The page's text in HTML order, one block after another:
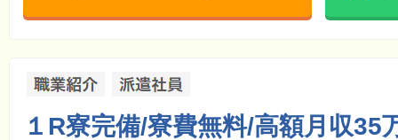
１R寮完備/寮費無料/高額月収35